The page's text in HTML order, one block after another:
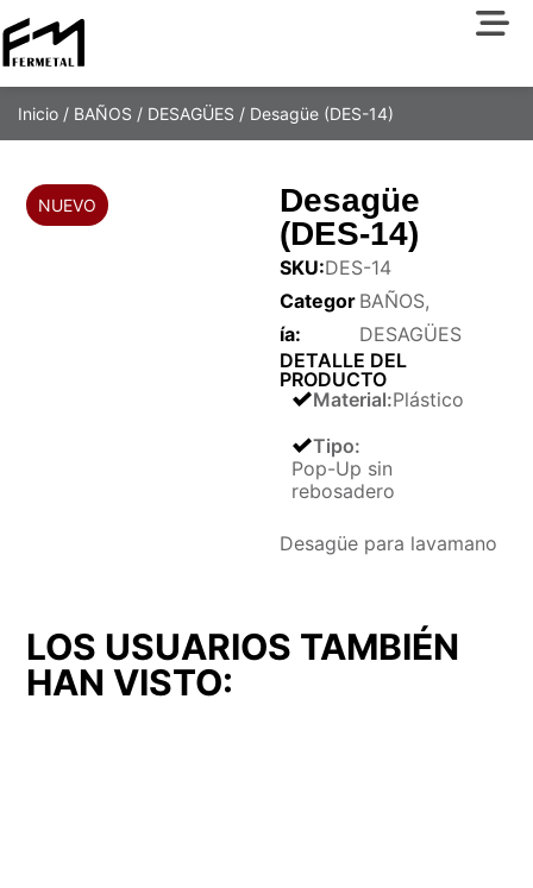
Inicio / BAÑOS / DESAGÜES / Desagüe (DES-14)
Desagüe
(DES-14)
SKU:DES-14
Categor
ía:
BAÑOS,
DESAGÜES
DETALLE DEL
PRODUCTO
Material:Plástico
Tipo:
Pop-Up sin
rebosadero
Desagüe para lavamano
LOS USUARIOS TAMBIÉN
HAN VISTO: